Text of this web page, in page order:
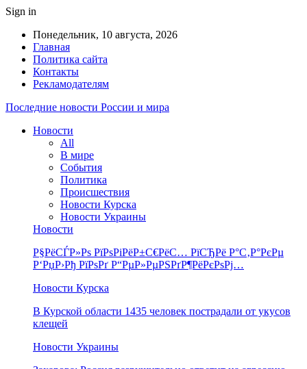
Sign in
Понедельник, 10 августа, 2026
Главная
Политика сайта
Контакты
Рекламодателям
Последние новости России и мира
Новости
All
В мире
События
Политика
Происшествия
Новости Курска
Новости Украины
Новости
Р§РёСЃР»Рѕ РїРѕРіРёР±С€РёС… РїСЂРё Р°С‚Р°РєРµ
Р‘РџР›Рђ РїРѕРґ Р“РµР»РµРЅРґР¶РёРєРѕРј…
Новости Курска
В Курской области 1435 человек пострадали от укусов
клещей
Новости Украины